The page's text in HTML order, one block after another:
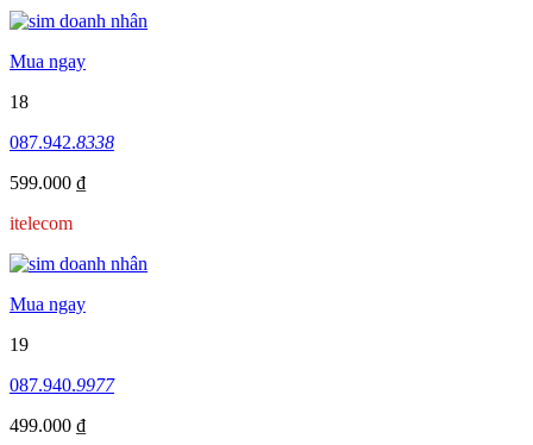
Mua ngay
18
087.942.8338
599.000 ₫
itelecom
Mua ngay
19
087.940.9977
499.000 ₫